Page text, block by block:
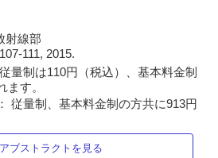
射線部
107-111, 2015.
量制は110円（税込）、基本料金制
ます。
従量制、基本料金制の方共に913円
アブストラクトを見る